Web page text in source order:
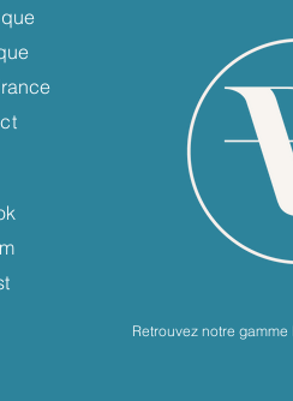
Retrouvez notre gamme